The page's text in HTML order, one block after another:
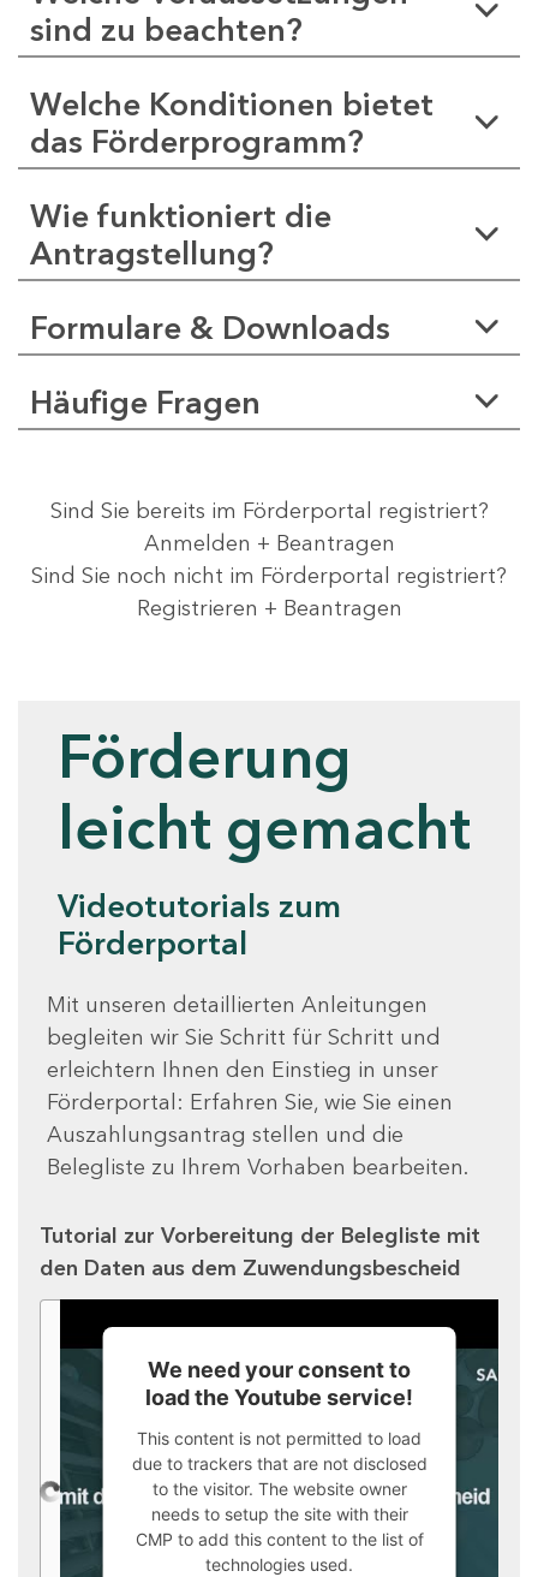
sind zu beachten?
Welche Konditionen bietet
das Förderprogramm?
Wie funktioniert die
Antragstellung?
Formulare & Downloads
Häufige Fragen
Sind Sie bereits im Förderportal registriert?
Anmelden + Beantragen
Sind Sie noch nicht im Förderportal registriert?
Registrieren + Beantragen
Förderung
leicht gemacht
Videotutorials zum
Förderportal
Mit unseren detaillierten Anleitungen
begleiten wir Sie Schritt für Schritt und
erleichtern Ihnen den Einstieg in unser
Förderportal: Erfahren Sie, wie Sie einen
Auszahlungsantrag stellen und die
Belegliste zu Ihrem Vorhaben bearbeiten.
Tutorial zur Vorbereitung der Belegliste mit
den Daten aus dem Zuwendungsbescheid
We need your consent to
load the Youtube service!
This content is not permitted to load
due to trackers that are not disclosed
to the visitor. The website owner
needs to setup the site with their
CMP to add this content to the list of
technologies used.